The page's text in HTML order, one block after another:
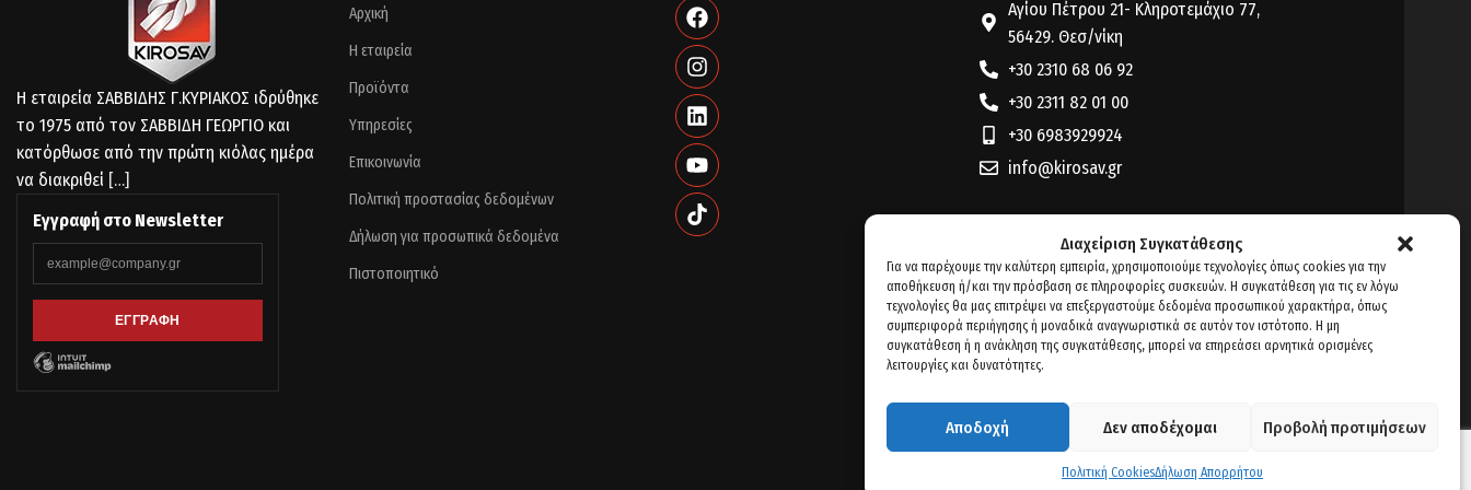
Διαχείριση Συγκατάθεσης
Για να παρέχουμε την καλύτερη εμπειρία, χρησιμοποιούμε τεχνολογίες όπως cookies για την
αποθήκευση ή/και την πρόσβαση σε πληροφορίες συσκευών. Η συγκατάθεση για τις εν λόγω
τεχνολογίες θα μας επιτρέψει να επεξεργαστούμε δεδομένα προσωπικού χαρακτήρα, όπως
συμπεριφορά περιήγησης ή μοναδικά αναγνωριστικά σε αυτόν τον ιστότοπο. Η μη
συγκατάθεση ή η ανάκληση της συγκατάθεσης, μπορεί να επηρεάσει αρνητικά ορισμένες
λειτουργίες και δυνατότητες.
Αποδοχή Δεν αποδέχομαι Προβολή προτιμήσεων
Πολιτική CookiesΔήλωση Απορρήτου
Η εταιρεία ΣΑΒΒΙΔΗΣ Γ.ΚΥΡΙΑΚΟΣ ιδρύθηκε
το 1975 από τον ΣΑΒΒΙΔΗ ΓΕΩΡΓΙΟ και
κατόρθωσε από την πρώτη κιόλας ημέρα
να διακριθεί […]
Εγγραφή στο Newsletter
Αρχική
Η εταιρεία
Προϊόντα
Υπηρεσίες
Επικοινωνία
Πολιτική προστασίας δεδομένων
Δήλωση για προσωπικά δεδομένα
Πιστοποιητικό
Αγίου Πέτρου 21- Κληροτεμάχιο 77,
56429. Θεσ/νίκη
+30 2310 68 06 92
+30 2311 82 01 00
+30 6983929924
info@kirosav.gr